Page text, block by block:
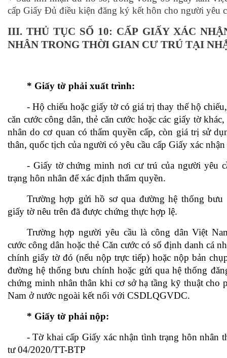
cấp Giấy Đủ điều kiện đăng ký kết hôn cho người yêu
III. THỦ TỤC SỐ 10: CẤP GIẤY XÁC
NHÂN TRONG THỜI GIAN CƯ TRÚ TẠI
* Giấy tờ phải xuất trình:
- Hộ chiếu hoặc giấy tờ có giá trị thay thế hộ
căn cước công dân, thẻ căn cước hoặc các giấy tờ
nhân do cơ quan có thẩm quyền cấp, còn giá trị sử
thân, quốc tịch của người có yêu cầu cấp Giấy xác
- Giấy tờ chứng minh nơi cư trú của người yêu
trạng hôn nhân để xác định thẩm quyền.
Trường hợp gửi hồ sơ qua đường hệ thống bưu
giấy tờ nêu trên đã được chứng thực hợp lệ.
Trường hợp người yêu cầu là công dân Việt
cước công dân hoặc thẻ Căn cước có số định danh cá
chính giấy tờ đó (nếu nộp trực tiếp) hoặc nộp bản
đường hệ thống bưu chính hoặc gửi qua hệ thống
chứng minh nhân thân khi cơ sở hạ tầng kỹ thuật cho
Nam ở nước ngoài kết nối với CSDLQGVDC.
* Giấy tờ phải nộp:
- Tờ khai cấp Giấy xác nhận tình trạng hôn nhân
tư 04/2020/TT-BTP